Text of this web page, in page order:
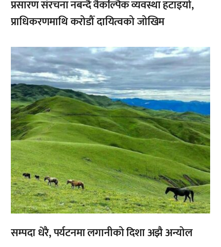
प्रसारण संरचना नबन्दै वैकल्पिक व्यवस्था हटाइयो,
प्राधिकरणमाथि करोडौँ दायित्वको जोखिम
,
सम्पदा धेरै, पर्यटनमा लगानीको दिशा अझै अन्योल